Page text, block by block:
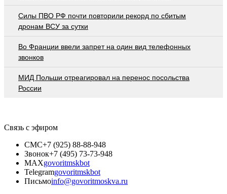
Cилы ПВО РФ почти повторили рекорд по сбитым
дронам ВСУ за сутки
Во Франции ввели запрет на один вид телефонных
звонков
МИД Польши отреагировал на перенос посольства
России
Связь с эфиром
СМС+7 (925) 88-88-948
Звонок+7 (495) 73-73-948
MAXgovoritmskbot
Telegramgovoritmskbot
Письмоinfo@govoritmoskva.ru